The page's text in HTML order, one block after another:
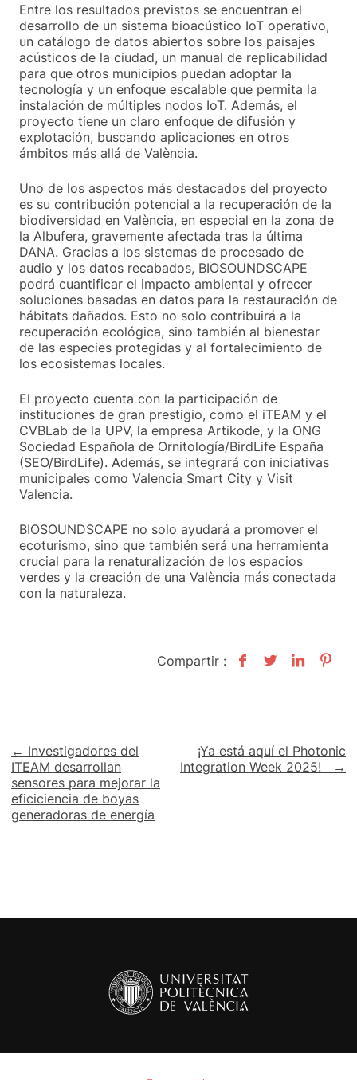
Entre los resultados previstos se encuentran el
desarrollo de un sistema bioacústico IoT operativo,
un catálogo de datos abiertos sobre los paisajes
acústicos de la ciudad, un manual de replicabilidad
para que otros municipios puedan adoptar la
tecnología y un enfoque escalable que permita la
instalación de múltiples nodos IoT. Además, el
proyecto tiene un claro enfoque de difusión y
explotación, buscando aplicaciones en otros
ámbitos más allá de València.
Uno de los aspectos más destacados del proyecto
es su contribución potencial a la recuperación de la
biodiversidad en València, en especial en la zona de
la Albufera, gravemente afectada tras la última
DANA. Gracias a los sistemas de procesado de
audio y los datos recabados, BIOSOUNDSCAPE
podrá cuantificar el impacto ambiental y ofrecer
soluciones basadas en datos para la restauración de
hábitats dañados. Esto no solo contribuirá a la
recuperación ecológica, sino también al bienestar
de las especies protegidas y al fortalecimiento de
los ecosistemas locales.
El proyecto cuenta con la participación de
instituciones de gran prestigio, como el iTEAM y el
CVBLab de la UPV, la empresa Artikode, y la ONG
Sociedad Española de Ornitología/BirdLife España
(SEO/BirdLife). Además, se integrará con iniciativas
municipales como Valencia Smart City y Visit
Valencia.
BIOSOUNDSCAPE no solo ayudará a promover el
ecoturismo, sino que también será una herramienta
crucial para la renaturalización de los espacios
verdes y la creación de una València más conectada
con la naturaleza.
Compartir :
Navegación
de
entradas
← Investigadores del
ITEAM desarrollan
sensores para mejorar la
eficiciencia de boyas
generadoras de energía
¡Ya está aquí el Photonic
Integration Week 2025! →